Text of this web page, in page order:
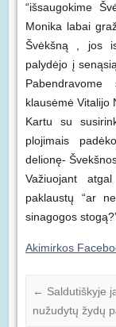
“išsaugokime
Monika labai
Švėkšną , jos
palydėjo į
klausėmė Vitalijo
Kartu su
plojimais
delionę-
Važiuojant
paklaustų “ar
sinagogos
Akimirkos
← Saldutiškyje
nužudytų žydų